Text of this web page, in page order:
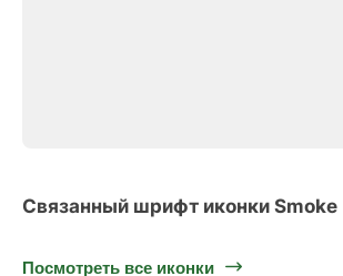
Связанный шрифт иконки Smoke
Посмотреть все иконки